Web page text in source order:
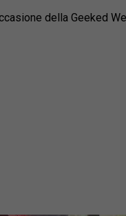
della Geeked